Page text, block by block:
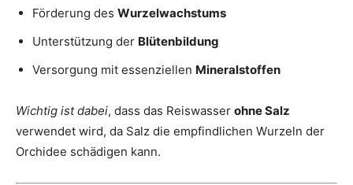
Förderung des Wurzelwachstums
Unterstützung der Blütenbildung
Versorgung mit essenziellen Mineralstoffen
Wichtig ist dabei, dass das Reiswasser ohne Salz
verwendet wird, da Salz die empfindlichen Wurzeln der
Orchidee schädigen kann.